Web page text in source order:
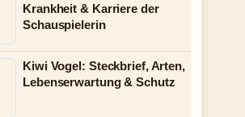
Krankheit & Karriere der
Schauspielerin
Kiwi Vogel: Steckbrief, Arten,
Lebenserwartung & Schutz